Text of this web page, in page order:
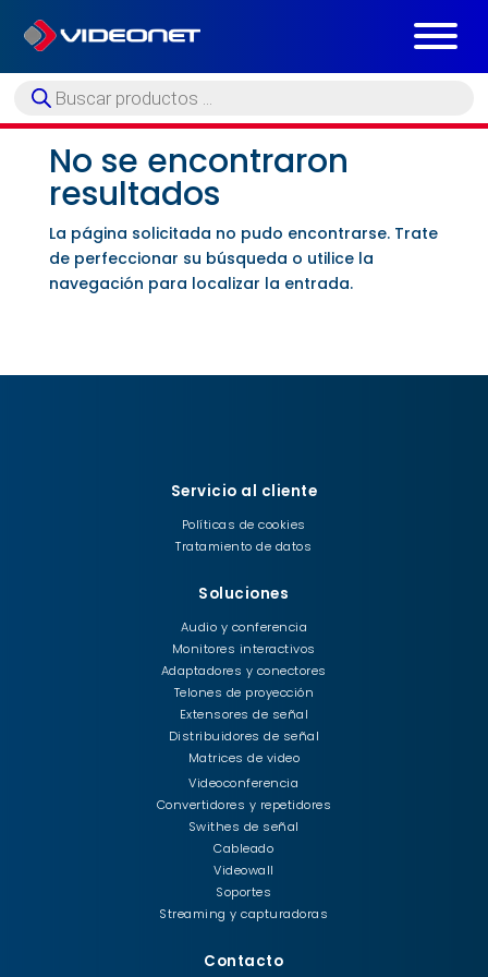
Búsqueda
de
No se encontraron
resultados
La página solicitada no pudo encontrarse. Trate
de perfeccionar su búsqueda o utilice la
navegación para localizar la entrada.
Servicio al cliente
Políticas de cookies
Tratamiento de datos
Soluciones
Audio y conferencia
Monitores interactivos
Adaptadores y conectores
Telones de proyección
Extensores de señal
Distribuidores de señal
Matrices de video
Videoconferencia
Convertidores y repetidores
Swithes de señal
Cableado
Videowall
Soportes
Streaming y capturadoras
Contacto